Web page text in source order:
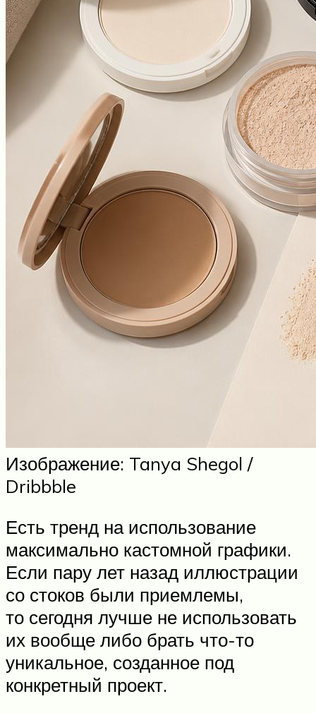
Изображение: Tanya Shegol /
Dribbble
Есть тренд на использование
максимально кастомной графики.
Если пару лет назад иллюстрации
со стоков были приемлемы,
то сегодня лучше не использовать
их вообще либо брать что-то
уникальное, созданное под
конкретный проект.